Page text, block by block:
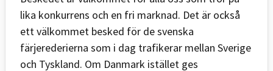
lika konkurrens och en fri marknad. Det är också
ett välkommet besked för de svenska
färjerederierna som i dag trafikerar mellan Sverige
och Tyskland. Om Danmark istället ges